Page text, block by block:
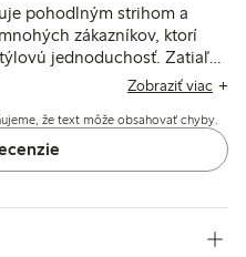
pohodlným strihom a
zákazníkov, ktorí
jednoduchosť. Zatiaľ
k veľkosti a vhodné na
sa objavili aj obavy o
je dobre prijímané pre
Zobraziť viac
že text môže obsahovať chyby.